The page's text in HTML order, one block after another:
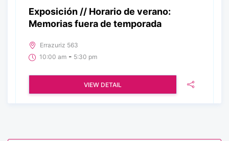
Exposición // Horario de verano:
Memorias fuera de temporada
Errazuriz 563
10:00 am - 5:30 pm
VIEW DETAIL